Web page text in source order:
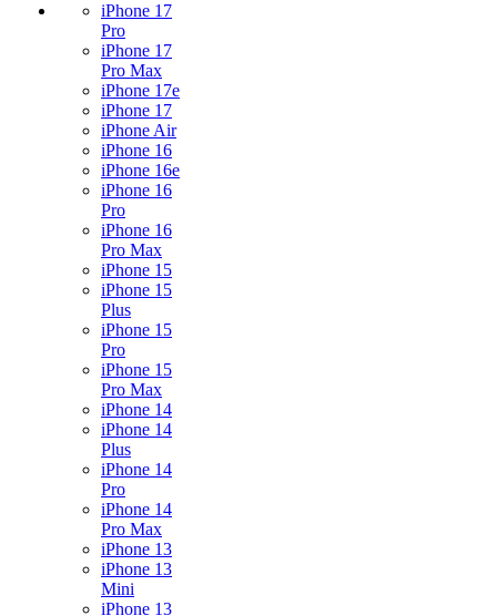
iPhone 17
Pro
iPhone 17
Pro Max
iPhone 17e
iPhone 17
iPhone Air
iPhone 16
iPhone 16e
iPhone 16
Pro
iPhone 16
Pro Max
iPhone 15
iPhone 15
Plus
iPhone 15
Pro
iPhone 15
Pro Max
iPhone 14
iPhone 14
Plus
iPhone 14
Pro
iPhone 14
Pro Max
iPhone 13
iPhone 13
Mini
iPhone 13